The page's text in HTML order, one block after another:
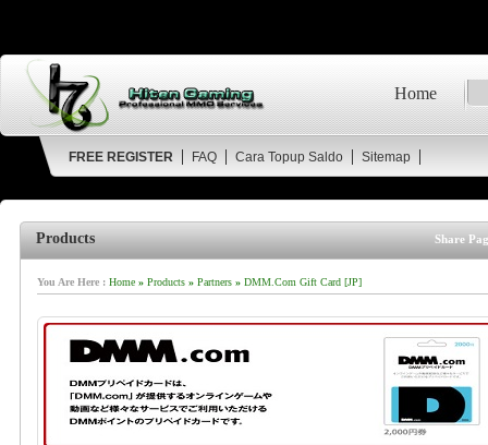
Home
FREE REGISTER FAQ Cara Topup Saldo Sitemap
Products Share
You Are Here : Home» Products» Partners» DMM.com Gift Card [JP]